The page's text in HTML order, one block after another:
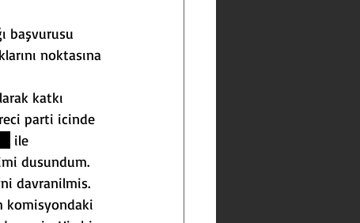
başvurusu
noktasına
katkı
parti icinde
ile
dusundum.
davranilmis.
komisyondaki